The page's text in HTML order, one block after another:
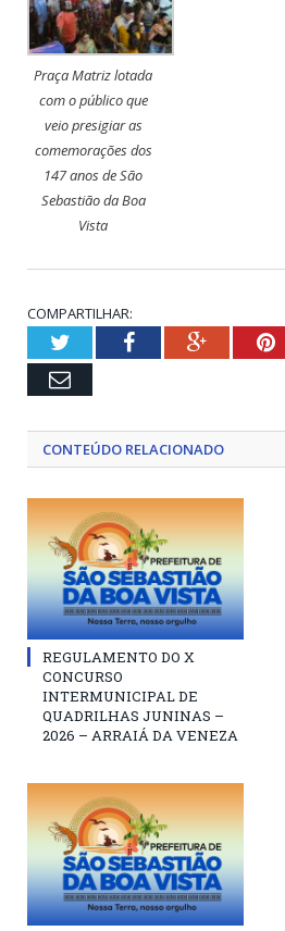
Praça Matriz lotada
com o público que
veio presigiar as
comemorações dos
147 anos de São
Sebastião da Boa
Vista
COMPARTILHAR:
TwitterFacebookGoogle+
Email
CONTEÚDO RELACIONADO
REGULAMENTO DO X
CONCURSO
INTERMUNICIPAL DE
QUADRILHAS JUNINAS –
2026 – ARRAIÁ DA VENEZA